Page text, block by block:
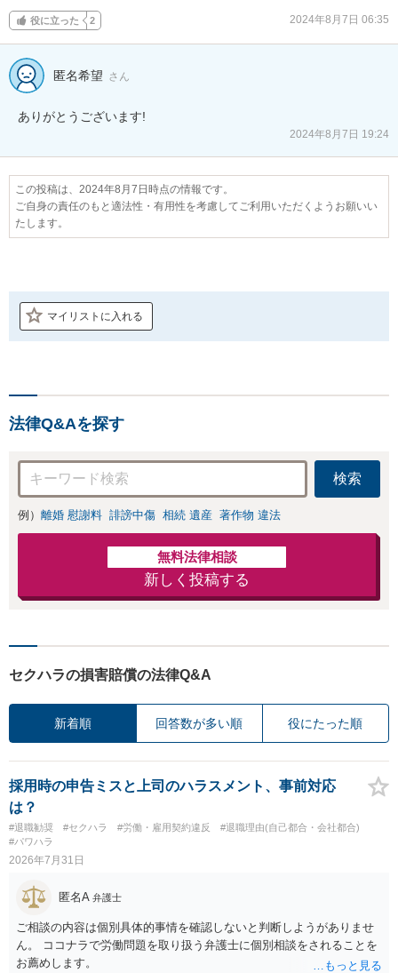
役に立った 2 2024年8月7日 06:35
匿名希望 さん
ありがとうございます!
2024年8月7日 19:24
この投稿は、2024年8月7日時点の情報です。
ご自身の責任のもと適法性・有用性を考慮してご利用いただくようお願いい
たします。
マイリストに入れる
法律Q&Aを探す
検索
例） 離婚 慰謝料 誹謗中傷 相続 遺産 著作物 違法
無料法律相談
新しく投稿する
セクハラの損害賠償の法律Q&A
新着順 回答数が多い順 役にたった順
採用時の申告ミスと上司のハラスメント、事前対応
は？
#退職勧奨 #セクハラ #労働・雇用契約違反
#退職理由(自己都合・会社都合)
#パワハラ
2026年7月31日
匿名A 弁護士
ご相談の内容は個別具体的事情を確認しないと判断しようがありませ
ん。 ココナラで労働問題を取り扱う弁護士に個別相談をされることを
お薦めします。